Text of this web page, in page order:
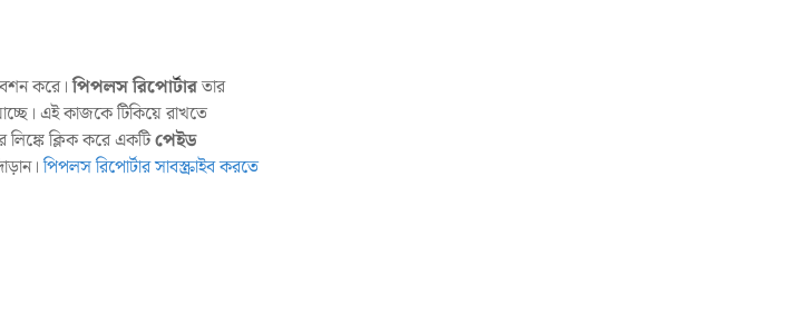
করে।পিপলস রিপোর্টারতার
এই কাজকে টিকিয়ে রাখতে
ক্লিক করে একটিপেইড
পিপলস রিপোর্টার সাবস্ক্রাইব করতে